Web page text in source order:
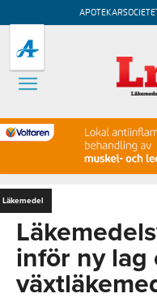
Läkemedel
inför ny lag